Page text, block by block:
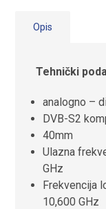
Opis
Tehnički
analogno –
DVB-S2
40mm
Ulazna
GHz
Frekvencija
10,600 GHz